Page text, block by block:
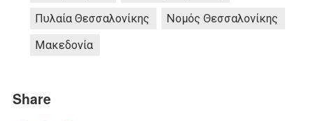
Πυλαία Θεσσαλονίκης
Νομός Θεσσαλονίκης
Μακεδονία
Share